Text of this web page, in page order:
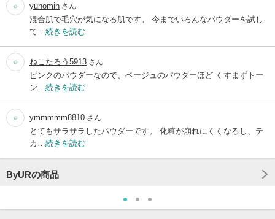
yunomin さん
混合肌で毛穴が気になる肌です。 今までいろんなパウダーを試し
て… 続きを読む
ねこたろう5913 さん
ピンクのパウダーなので、ベージュのパウダーほど くすまずトー
ン… 続きを読む
ymmmmm8810 さん
とてもサラサラしたパウダーです。 化粧が崩れにくくなるし、テ
カ… 続きを読む
ByURの商品